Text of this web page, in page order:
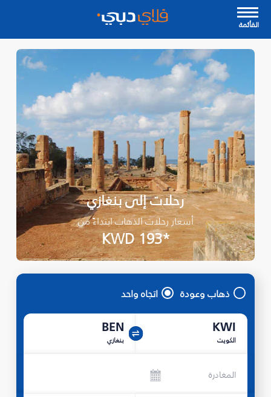
القأئمة
رحلات إلى بنغازي
أسعار رحلات الذهاب ابتداءً من
*KWD 193
ذهاب وعودة اتجاه واحد
KWI
الكويت
BEN
بنغازي
المغادرة